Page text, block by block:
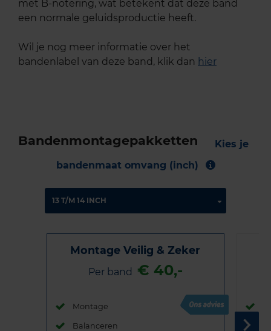
met B-notering, wat betekent dat deze band
een normale geluidsproductie heeft.
Wil je nog meer informatie over het
bandenlabel van deze band, klik dan hier
Bandenmontagepakketten
Kies je
bandenmaat omvang (inch)
Montage Veilig & Zeker
Per band € 40,-
Montage
Balanceren